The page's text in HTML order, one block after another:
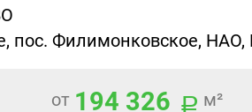
пос. Филимонковское,
от 194 326 м²